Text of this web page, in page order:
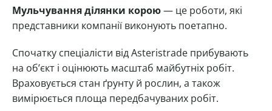
Мульчування ділянки корою— це роботи, які
представники компанії виконують поетапно.
Спочатку спеціалісти від Asteristrade прибувають
на об’єкт і оцінюють масштаб майбутніх робіт.
Враховується стан ґрунту й рослин, а також
вимірюється площа передбачуваних робіт.